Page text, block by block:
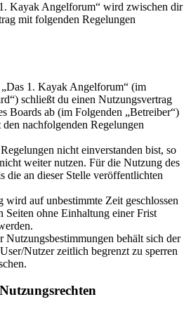
Kayak Angelforum“ wird zwischen dir
mit folgenden Regelungen
1. Kayak Angelforum“ (im
schließt du einen Nutzungsvertrag
Boards ab (im Folgenden „Betreiber“)
nachfolgenden Regelungen
nicht einverstanden bist, so
weiter nutzen. Für die Nutzung des
die an dieser Stelle veröffentlichten
wird auf unbestimmte Zeit geschlossen
Seiten ohne Einhaltung einer Frist
Nutzungsbestimmungen behält sich der
Nutzer zeitlich begrenzt zu sperren